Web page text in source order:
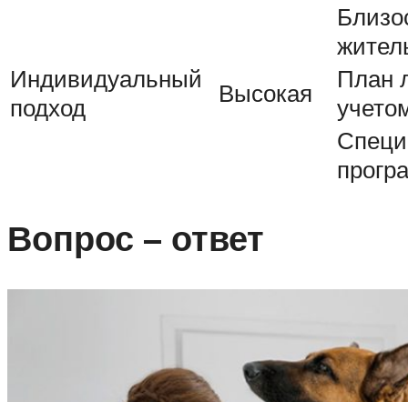
Индивидуальный
подход
Высокая
План
Вопрос – ответ